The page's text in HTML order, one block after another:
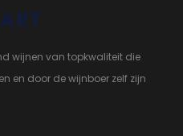
wijnen van topkwaliteit die
en door de wijnboer zelf zijn